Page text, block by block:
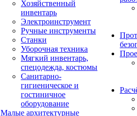
Хозяйственный
инвентарь
Электроинструмент
Ручные инструменты
Станки
Уборочная техника
Мягкий инвентарь,
спецодежда, костюмы
Санитарно-
гигиеническое и
гостиничное
оборудование
Малые архитектурные